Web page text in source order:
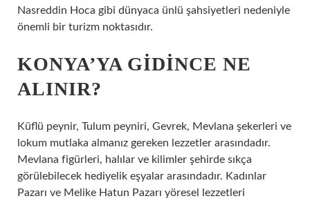
Nasreddin Hoca gibi dünyaca ünlü şahsiyetleri nedeniyle
önemli bir turizm noktasıdır.
KONYA’YA GIDINCE NE
ALINIR?
Küflü peynir, Tulum peyniri, Gevrek, Mevlana şekerleri ve
lokum mutlaka almanız gereken lezzetler arasındadır.
Mevlana figürleri, halılar ve kilimler şehirde sıkça
görülebilecek hediyelik eşyalar arasındadır. Kadınlar
Pazarı ve Melike Hatun Pazarı yöresel lezzetleri